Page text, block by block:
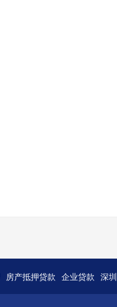
房产抵押贷款 企业贷款 深